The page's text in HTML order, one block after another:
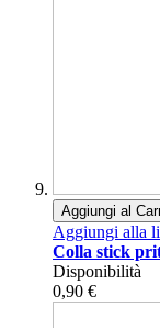
Aggiungi al
Aggiungi alla
Colla stick
Disponibilità
0,90 €